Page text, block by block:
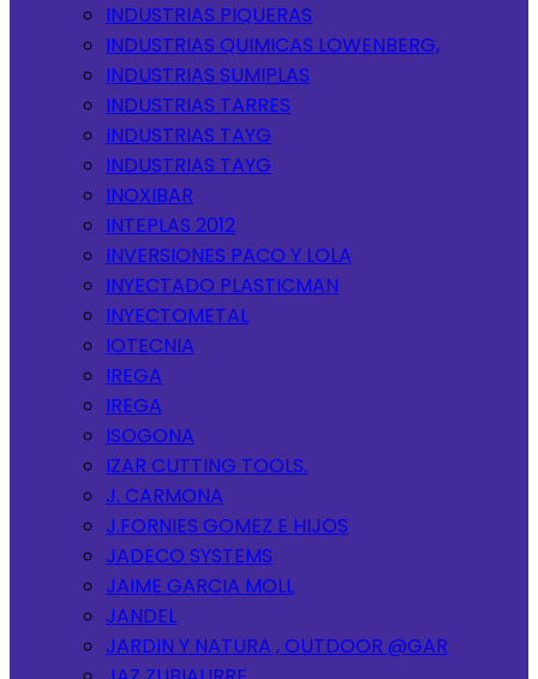
INDUSTRIAS PIQUERAS
INDUSTRIAS QUIMICAS LOWENBERG,
INDUSTRIAS SUMIPLAS
INDUSTRIAS TARRES
INDUSTRIAS TAYG
INDUSTRIAS TAYG
INOXIBAR
INTEPLAS 2012
INVERSIONES PACO Y LOLA
INYECTADO PLASTICMAN
INYECTOMETAL
IOTECNIA
IREGA
IREGA
ISOGONA
IZAR CUTTING TOOLS.
J. CARMONA
J.FORNIES GOMEZ E HIJOS
JADECO SYSTEMS
JAIME GARCIA MOLL
JANDEL
JARDIN Y NATURA , OUTDOOR @GAR